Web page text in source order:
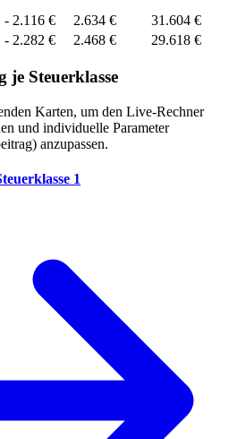
- 2.116 € 2.634 € 31.604 €
- 2.282 € 2.468 € 29.618 €
je Steuerklasse
Karten, um den Live-Rechner
und individuelle Parameter
anzupassen.
1